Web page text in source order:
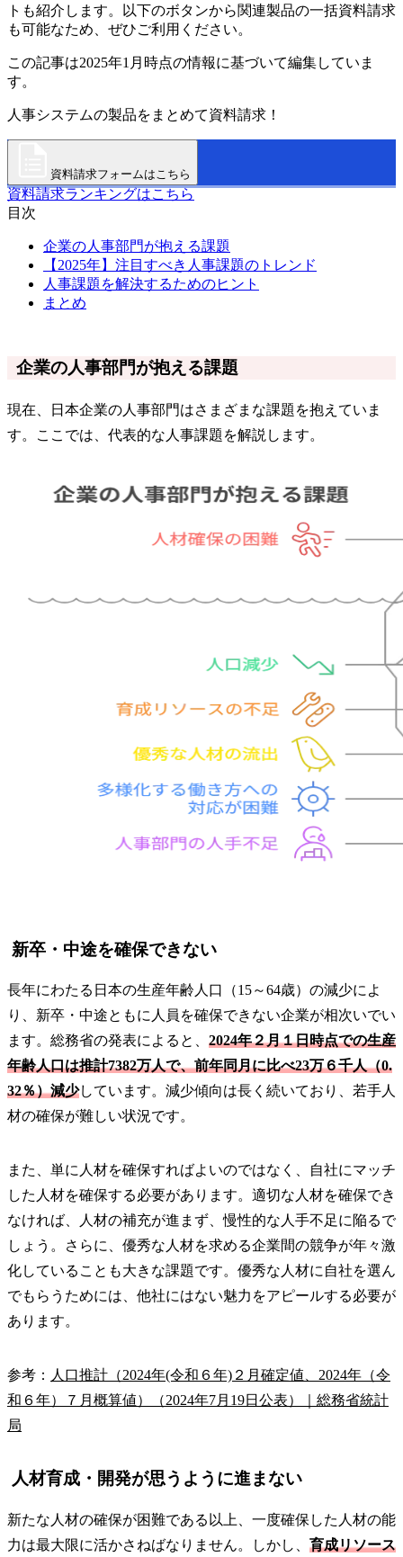
トも紹介します。以下のボタンから関連製品の一括資料請求
も可能なため、ぜひご利用ください。
この記事は2025年1月時点の情報に基づいて編集していま
す。
人事システムの製品をまとめて資料請求！
資料請求フォームはこちら
資料請求ランキングはこちら
目次
企業の人事部門が抱える課題
【2025年】注目すべき人事課題のトレンド
人事課題を解決するためのヒント
まとめ
企業の人事部門が抱える課題
現在、日本企業の人事部門はさまざまな課題を抱えていま
す。ここでは、代表的な人事課題を解説します。
新卒・中途を確保できない
長年にわたる日本の生産年齢人口（15～64歳）の減少によ
り、新卒・中途ともに人員を確保できない企業が相次いでい
ます。総務省の発表によると、 2024年２月１日時点での生産
年齢人口は推計7382万人で、前年同月に比べ23万６千人（0.
32％）減少しています。減少傾向は長く続いており、若手人
材の確保が難しい状況です。
また、単に人材を確保すればよいのではなく、自社にマッチ
した人材を確保する必要があります。適切な人材を確保でき
なければ、人材の補充が進まず、慢性的な人手不足に陥るで
しょう​。さらに、優秀な人材を求める企業間の競争が年々激
化していることも大きな課題です。優秀な人材に自社を選ん
でもらうためには、他社にはない魅力をアピールする必要が
あります。
参考： 人口推計（2024年(令和６年)２月確定値、2024年（令
和６年）７月概算値）（2024年7月19日公表）｜総務省統計
局
人材育成・開発が思うように進まない
新たな人材の確保が困難である以上、一度確保した人材の能
力は最大限に活かさねばなりません。しかし、 育成リソース